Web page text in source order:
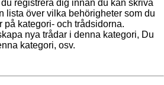
registrera dig innan du kan skriva
lista över vilka behörigheter som du
på kategori- och trådsidorna.
nya trådar i denna kategori, Du
kategori, osv.